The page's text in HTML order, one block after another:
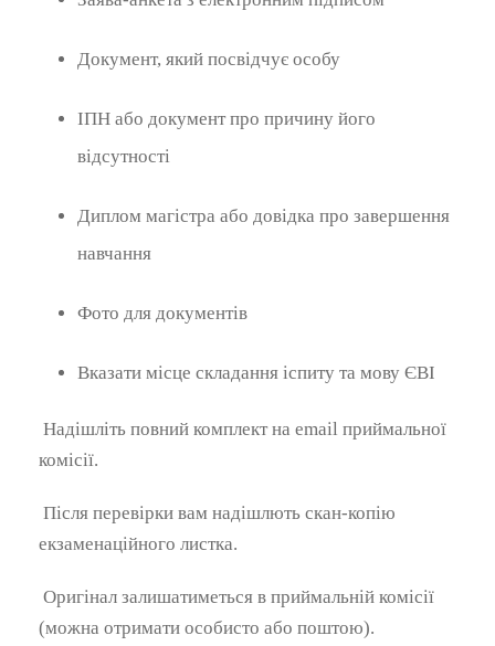
Документ, який посвідчує особу
ІПН або документ про причину його
відсутності
Диплом магістра або довідка про завершення
навчання
Фото для документів
Вказати місце складання іспиту та мову ЄВІ
Надішліть повний комплект на email приймальної
комісії.
Після перевірки вам надішлють скан-копію
екзаменаційного листка.
Оригінал залишатиметься в приймальній комісії
(можна отримати особисто або поштою).